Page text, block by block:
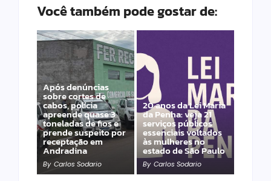
Você também pode gostar de:
Após denúncias
sobre cortes de
cabos, polícia
apreende quase 3
toneladas de fios e
prende suspeito por
receptação em
Andradina
By Carlos Sodario
20 anos da Lei Maria
da Penha: veja 21
serviços públicos
essenciais voltados
às mulheres no
estado de São Paulo
By Carlos Sodario